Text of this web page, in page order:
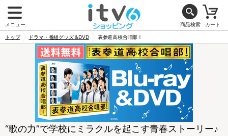
メニュー 商品検索 カート
トップ ドラマ・番組グッズ＆DVD 表参道高校合唱部！
“歌の力”で学校にミラクルを起こす青春ストーリー♪